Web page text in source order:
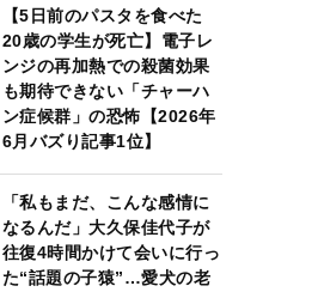
【5日前のパスタを食べた
20歳の学生が死亡】電子レ
ンジの再加熱での殺菌効果
も期待できない「チャーハ
ン症候群」の恐怖【2026年
6月バズり記事1位】
「私もまだ、こんな感情に
なるんだ」大久保佳代子が
往復4時間かけて会いに行っ
た“話題の子猿”…愛犬の老